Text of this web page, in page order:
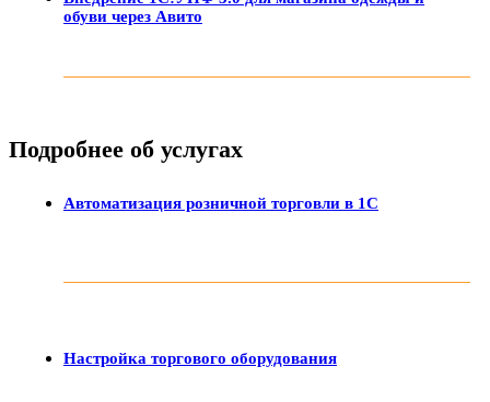
обуви через Авито
Подробнее об услугах
Автоматизация розничной торговли в 1С
Настройка торгового оборудования